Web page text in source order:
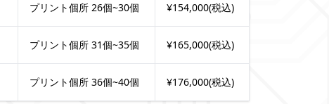
前
プリント個所 26個~30個 ¥154,000(税込)
プリント個所 31個~35個 ¥165,000(税込)
プリント個所 36個~40個 ¥176,000(税込)